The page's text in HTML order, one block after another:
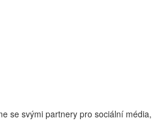
se svými partnery pro sociální média,